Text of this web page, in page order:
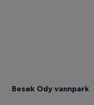
Besøk Ody vannpark